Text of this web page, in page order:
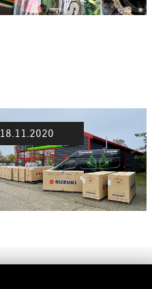
18.11.2020